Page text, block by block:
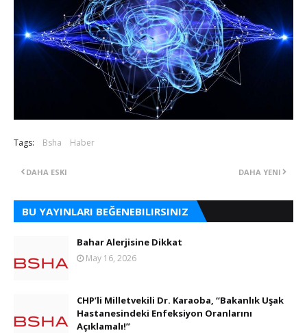
Tags: Bsha Haber
DAHA YENI
DAHA ESKI
BU YAYINLARI BEĞENEBILIRSINIZ
Bahar Alerjisine Dikkat
May 16, 2026
CHP’li Milletvekili Dr. Karaoba, “Bakanlık Uşak
Hastanesindeki Enfeksiyon Oranlarını
Açıklamalı!”